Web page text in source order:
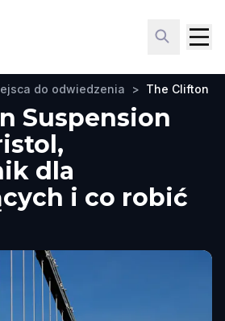
do odwiedzenia > The Clifton
Suspension
dla
i co robić